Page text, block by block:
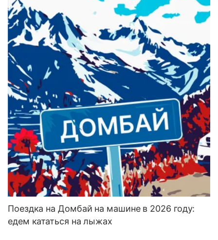
Поездка на Домбай на машине в 2026 году:
едем кататься на лыжах